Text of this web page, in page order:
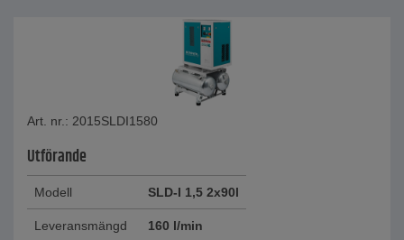
Art. nr.: 2015SLDI1580
Utförande
Modell SLD-I 1,5 2x90l
Leveransmängd 160 l/min